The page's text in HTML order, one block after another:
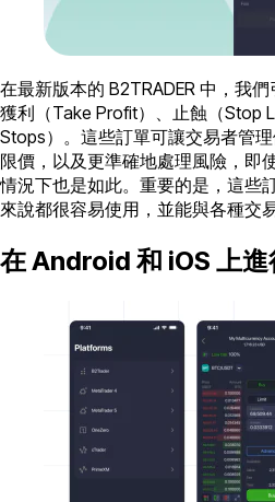
在最新版本的 B2TRADER 中，我
獲利（Take Profit）、止蝕（Stop
Stops）。這些訂單可讓交易者管
限價，以及更準確地處理風險，即
情況下也是如此。重要的是，這些
來說都很容易使用，並能與各種交
在 Android 和 iOS 上